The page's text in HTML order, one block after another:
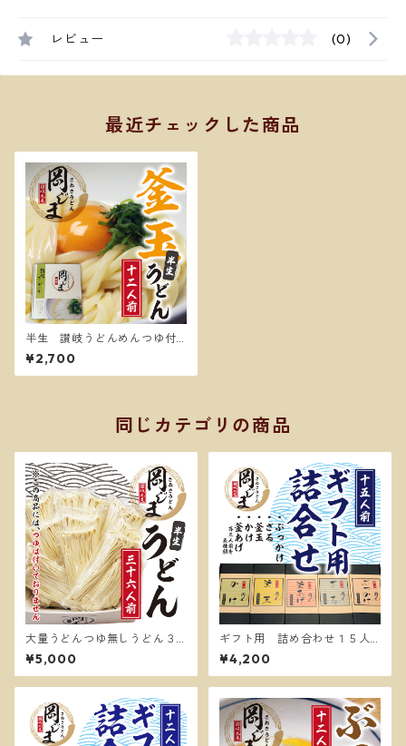
レビュー (0)
最近チェックした商品
半生 讃岐うどんめんつゆ付
き１２人前 釜玉うどん
¥2,700
同じカテゴリの商品
大量うどんつゆ無しうどん３
６人前
¥5,000
ギフト用 詰め合わせ１５人
前
¥4,200